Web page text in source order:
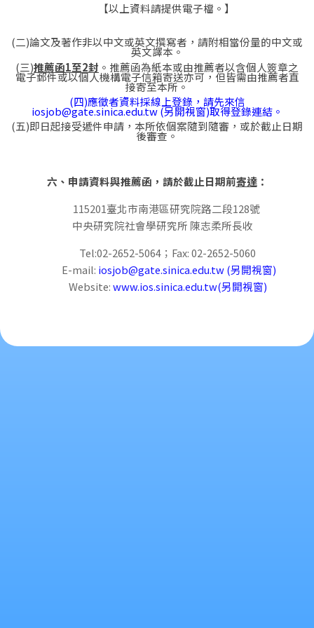
【以上資料請提供電子檔。】
(二)論文及著作非以中文或英文撰寫者，請附相當份量的中文或
英文譯本。
(三)推薦函1至2封 。推薦函為紙本或由推薦者以含個人簽章之
電子郵件或以個人機構電子信箱寄送亦可，但皆需由推薦者直
接寄至本所。
(四)應徵者資料採線上登錄，請先來信
iosjob@gate.sinica.edu.tw (另開視窗)取得登錄連結。
(五)即日起接受遞件申請，本所依個案隨到隨審，或於截止日期
後審查。
六、申請資料與推薦函，請於截止日期前寄達：
115201臺北市南港區研究院路二段128號
中央研究院社會學研究所 陳志柔所長收
Tel:02-2652-5064；Fax: 02-2652-5060
E-mail: iosjob@gate.sinica.edu.tw (另開視窗)
Website:www.ios.sinica.edu.tw(另開視窗)